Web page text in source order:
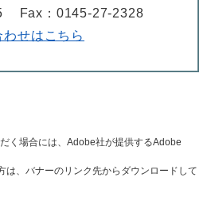
Fax：0145-27-2328
わせはこちら
く場合には、Adobe社が提供するAdobe
、バナーのリンク先からダウンロードして